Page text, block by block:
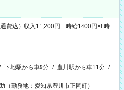
費込）収入11,200円 時給1400円×8時
/ 下地駅から車9分 / 豊川駅から車11分 /
（勤務地：愛知県豊川市正岡町）